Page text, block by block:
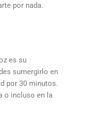
por nada.
es su
sumergirlo en
por 30 minutos.
o incluso en la